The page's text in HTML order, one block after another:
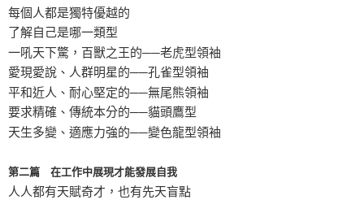
每個人都是獨特優越的
了解自己是哪一類型
一吼天下驚，百獸之王的──老虎型領袖
愛現愛說、人群明星的──孔雀型領袖
平和近人、耐心堅定的──無尾熊領袖
要求精確、傳統本分的──貓頭鷹型
天生多變、適應力強的──變色龍型領袖
第二篇 在工作中展現才能發展自我
人人都有天賦奇才，也有先天盲點